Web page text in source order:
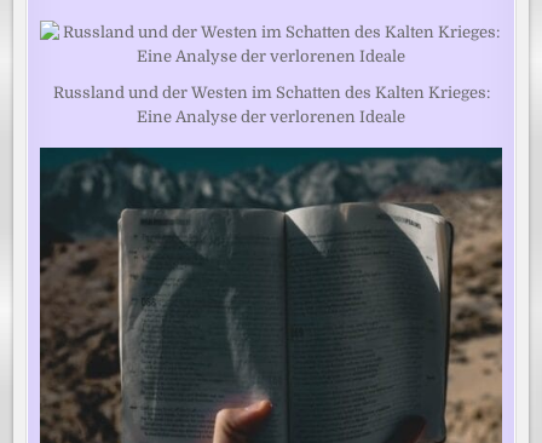
Russland und der Westen im Schatten des Kalten Krieges:
Eine Analyse der verlorenen Ideale